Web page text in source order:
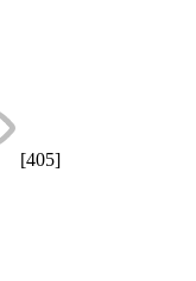
[405]